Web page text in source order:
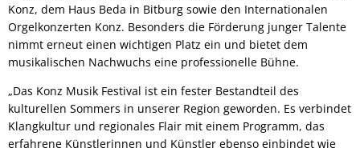
Konz, dem Haus Beda in Bitburg sowie den Internationalen
Orgelkonzerten Konz. Besonders die Förderung junger Talente
nimmt erneut einen wichtigen Platz ein und bietet dem
musikalischen Nachwuchs eine professionelle Bühne.
„Das Konz Musik Festival ist ein fester Bestandteil des
kulturellen Sommers in unserer Region geworden. Es verbindet
Klangkultur und regionales Flair mit einem Programm, das
erfahrene Künstlerinnen und Künstler ebenso einbindet wie